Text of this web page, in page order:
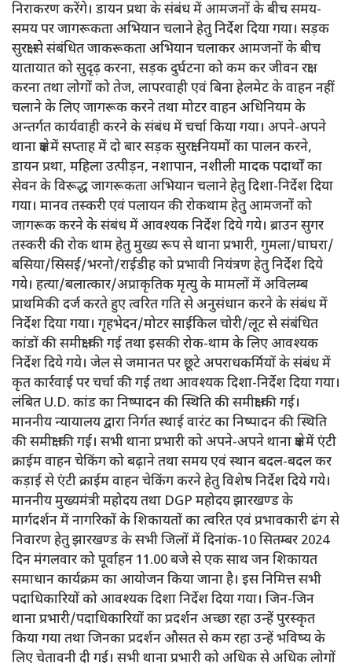
निराकरण करेंगे। डायन प्रथा के संबंध में आमजनों के बीच समय-
समय पर जागरूकता अभियान चलाने हेतु निर्देश दिया गया। सड़क
सुरक्षा से संबंधित जाकरूकता अभियान चलाकर आमजनों के बीच
यातायात को सुदृढ़ करना, सड़क दुर्घटना को कम कर जीवन रक्षा
करना तथा लोगों को तेज, लापरवाही एवं बिना हेलमेट के वाहन नहीं
चलाने के लिए जागरूक करने तथा मोटर वाहन अधिनियम के
अन्तर्गत कार्यवाही करने के संबंध में चर्चा किया गया। अपने-अपने
थाना क्षेत्र में सप्ताह में दो बार सड़क सुरक्षा नियमों का पालन करने,
डायन प्रथा, महिला उत्पीड़न, नशापान, नशीली मादक पदार्थों का
सेवन के विरूद्ध जागरूकता अभियान चलाने हेतु दिशा-निर्देश दिया
गया। मानव तस्करी एवं पलायन की रोकथाम हेतु आमजनों को
जागरूक करने के संबंध में आवश्यक निर्देश दिये गये। ब्राउन सुगर
तस्करी की रोक थाम हेतु मुख्य रूप से थाना प्रभारी, गुमला/घाघरा/
बसिया/सिसई/भरनो/राईडीह को प्रभावी नियंत्रण हेतु निर्देश दिये
गये। हत्या/बलात्कार/अप्राकृतिक मृत्यु के मामलों में अविलम्ब
प्राथमिकी दर्ज करते हुए त्वरित गति से अनुसंधान करने के संबंध में
निर्देश दिया गया। गृहभेदन/मोटर साईकिल चोरी/लूट से संबंधित
कांडों की समीक्षा की गई तथा इसकी रोक-थाम के लिए आवश्यक
निर्देश दिये गये। जेल से जमानत पर छूटे अपराधकर्मियों के संबंध में
कृत कार्रवाई पर चर्चा की गई तथा आवश्यक दिशा-निर्देश दिया गया।
लंबित U.D. कांड का निष्पादन की स्थिति की समीक्षा की गई।
माननीय न्यायालय द्वारा निर्गत स्थाई वारंट का निष्पादन की स्थिति
की समीक्षा की गई। सभी थाना प्रभारी को अपने-अपने थाना क्षेत्र में एंटी
क्राईम वाहन चेकिंग को बढ़ाने तथा समय एवं स्थान बदल-बदल कर
कड़ाई से एंटी क्राईम वाहन चेकिंग करने हेतु विशेष निर्देश दिये गये।
माननीय मुख्यमंत्री महोदय तथा DGP महोदय झारखण्ड के
मार्गदर्शन में नागरिकों के शिकायतों का त्वरित एवं प्रभावकारी ढंग से
निवारण हेतु झारखण्ड के सभी जिलों में दिनांक-10 सितम्बर 2024
दिन मंगलवार को पूर्वाहन 11.00 बजे से एक साथ जन शिकायत
समाधान कार्यक्रम का आयोजन किया जाना है। इस निमित्त सभी
पदाधिकारियों को आवश्यक दिशा निर्देश दिया गया। जिन-जिन
थाना प्रभारी/पदाधिकारियों का प्रदर्शन अच्छा रहा उन्हें पुरस्कृत
किया गया तथा जिनका प्रदर्शन औसत से कम रहा उन्हें भविष्य के
लिए चेतावनी दी गई। सभी थाना प्रभारी को अधिक से अधिक लोगों